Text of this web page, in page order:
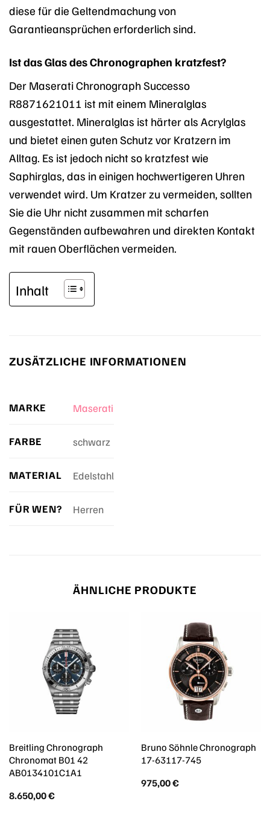
diese für die Geltendmachung von
Garantieansprüchen erforderlich sind.
Ist das Glas des Chronographen kratzfest?
Der Maserati Chronograph Successo
R8871621011 ist mit einem Mineralglas
ausgestattet. Mineralglas ist härter als Acrylglas
und bietet einen guten Schutz vor Kratzern im
Alltag. Es ist jedoch nicht so kratzfest wie
Saphirglas, das in einigen hochwertigeren Uhren
verwendet wird. Um Kratzer zu vermeiden, sollten
Sie die Uhr nicht zusammen mit scharfen
Gegenständen aufbewahren und direkten Kontakt
mit rauen Oberflächen vermeiden.
Inhalt
ZUSÄTZLICHE INFORMATIONEN
MARKE Maserati
FARBE schwarz
MATERIAL Edelstahl
FÜR WEN? Herren
ÄHNLICHE PRODUKTE
Breitling Chronograph
Chronomat B01 42
AB0134101C1A1
8.650,00€
Bruno Söhnle Chronograph
17-63117-745
975,00€